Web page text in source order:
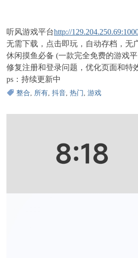
听风游戏平台http://
无需下载，点击即玩，自动存档，无
休闲摸鱼必备 (一款完全免费的游戏
修复注册和登录问题，优化页面和特
ps：持续更新中
整合, 所有, 抖音, 热门 , 游戏